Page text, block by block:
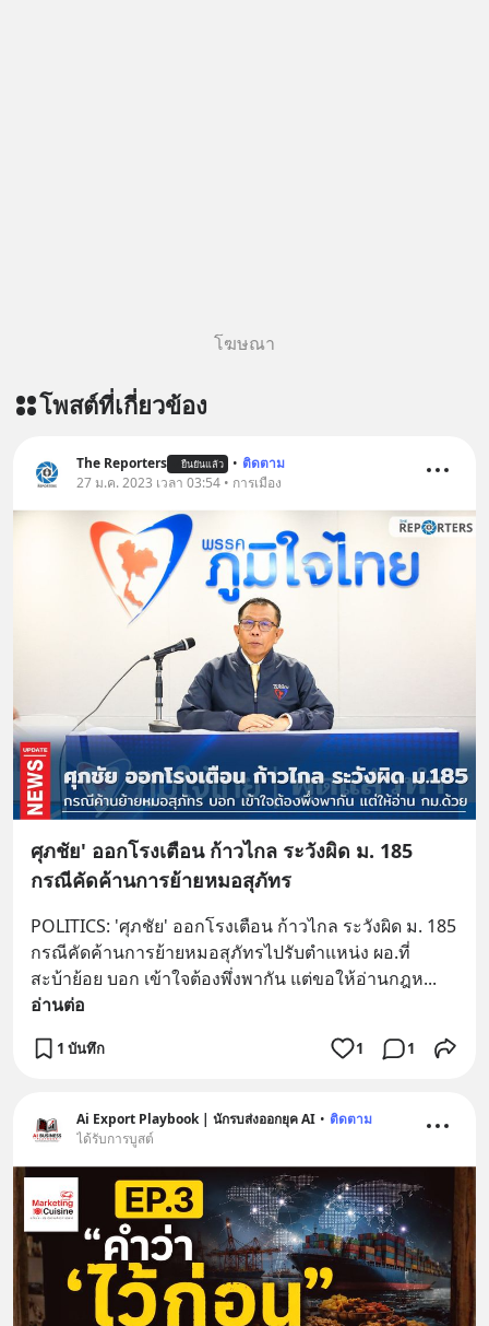
========================= 📍กด
English ที่นี่ : inspire-
x-ด-ดล-blog-mrtharadhol-แคมเปญ
พิเศษ/ ติดต่อสอบถามคอร์สเรียนเพิ่ม
เติม Line : https://lin.ee/uaQvU5C
#เรียนรู้ผ่านการใช้จริง #มากกว่าการ
เรียนภาษา #InspireEnglish
โฆษณา
โพสต์ที่เกี่ยวข้อง
The Reporters ยืนยันแล้ว • ติดตาม
27 ม.ค. 2023 เวลา 03:54 • การเมือง
ศุภชัย' ออกโรงเตือน ก้าวไกล ระวังผิด ม. 185
กรณีคัดค้านการย้ายหมอสุภัทร
POLITICS: 'ศุภชัย' ออกโรงเตือน ก้าวไกล ระวังผิด ม. 185
กรณีคัดค้านการย้ายหมอสุภัทรไปรับตำแหน่ง ผอ.ที่
สะบ้าย้อย บอก เข้าใจต้องพึ่งพากัน แต่ขอให้อ่านกฎห
อ่านต่อ
1 บันทึก 1 1
Ai Export Playbook | นักรบส่งออกยุค AI • ติดตาม
ได้รับการบูสต์